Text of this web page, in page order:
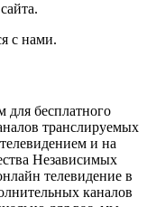
с нами.
для бесплатного
транслируемых
и на
Независимых
телевидение в
каналов